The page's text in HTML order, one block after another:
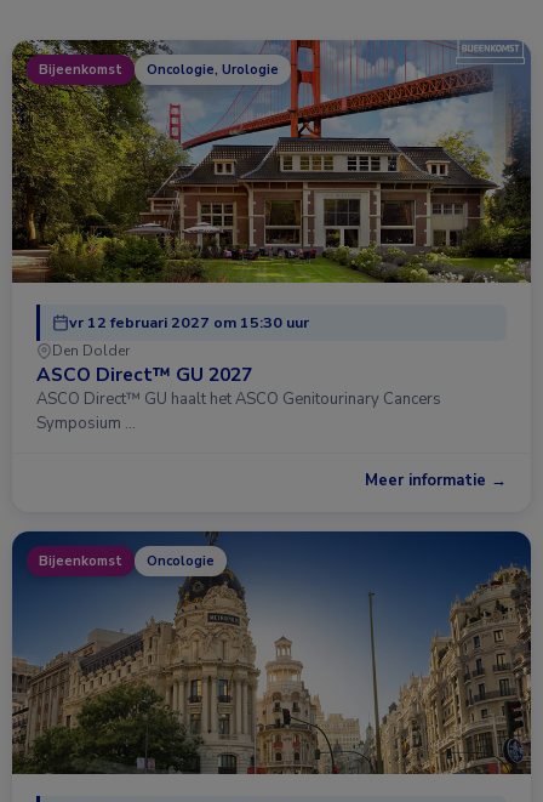
Bijeenkomst Oncologie, Urologie
vr 12 februari 2027 om 15:30 uur
Den Dolder
ASCO Direct™ GU 2027
ASCO Direct™ GU haalt het ASCO Genitourinary Cancers
Symposium …
Meer informatie →
Bijeenkomst Oncologie